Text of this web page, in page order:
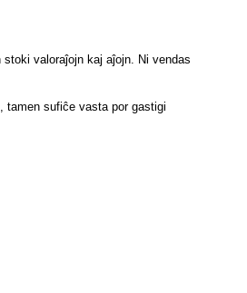
valoraĵojn kaj aĵojn. Ni vendas
tamen sufiĉe vasta por gastigi